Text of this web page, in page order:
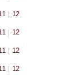
｜ 12
｜ 12
｜ 12
｜ 12